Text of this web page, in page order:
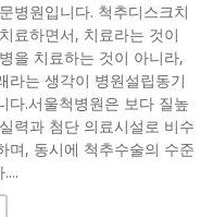
병원입니다. 척추디스크치
료하면서, 치료라는 것이
을 치료하는 것이 아니라,
라는 생각이 병원설립동기
다.서울척병원은 보다 질높
력과 첨단 의료시설로 비수
며, 동시에 척추수술의 수준